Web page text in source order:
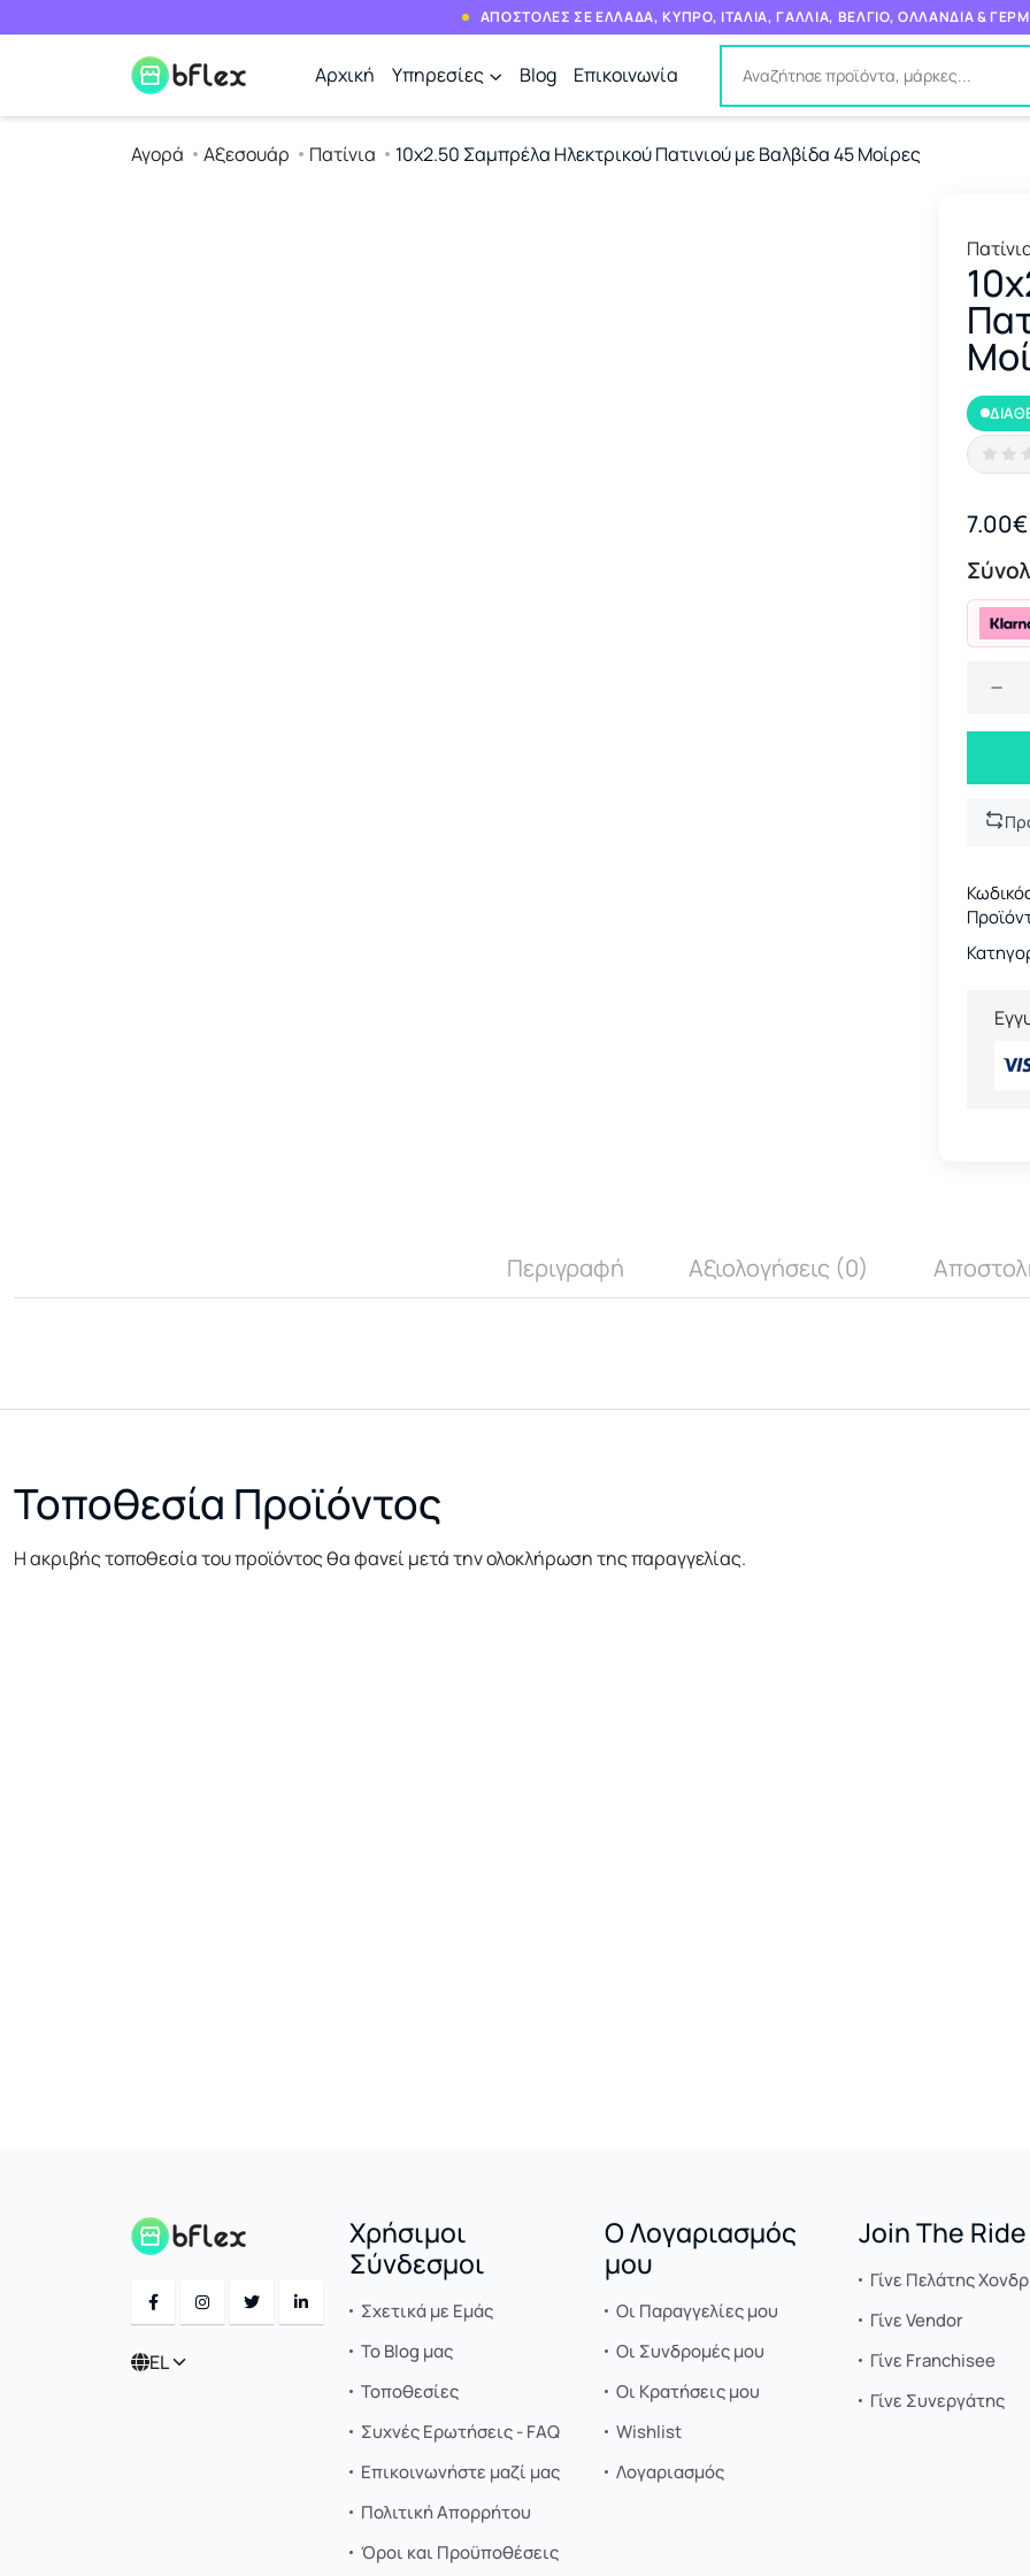
ΑΠΟΣΤΟΛΕΣ ΣΕ ΕΛΛΑΔΑ, ΚΥΠΡΟ, ΙΤΑΛΙΑ, ΓΑΛΛΙΑ, ΒΕΛΓΙΟ, ΟΛΛΑΝΔΙΑ &
Αρχική Υπηρεσίες Blog Επικοινωνία
Αγορά Αξεσουάρ Πατίνια 10x2.50 Σαμπρέλα Ηλεκτρικού Πατινιού με Βαλβίδα 45 Μοίρες
7.00€
Περιγραφή Αξιολογήσεις (0)
Τοποθεσία Προϊόντος
Η ακριβής τοποθεσία του προϊόντος θα φανεί μετά την ολοκλήρωση της παραγγελίας.
EL
Χρήσιμοι
Σύνδεσμοι
Σχετικά με Εμάς
Το Blog μας
Τοποθεσίες
Συχνές Ερωτήσεις - FAQ
Επικοινωνήστε μαζί μας
Πολιτική Απορρήτου
Όροι και Προϋποθέσεις
Ο Λογαριασμός
μου
Οι Παραγγελίες μου
Οι Συνδρομές μου
Οι Κρατήσεις μου
Wishlist
Λογαριασμός
Join The Ride
Γίνε Πελάτης
Γίνε Vendor
Γίνε Franchisee
Γίνε Συνεργάτης